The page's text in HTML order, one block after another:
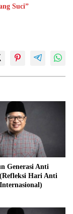
Suci”
Generasi Anti
Hari Anti